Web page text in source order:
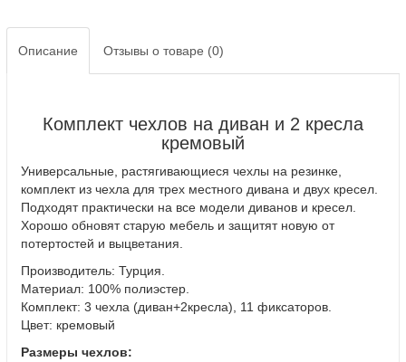
Описание Отзывы о товаре (0)
Комплект чехлов на диван и 2 кресла
кремовый
Универсальные, растягивающиеся чехлы на резинке,
комплект из чехла для трех местного дивана и двух кресел.
Подходят практически на все модели диванов и кресел.
Хорошо обновят старую мебель и защитят новую от
потертостей и выцветания.
Производитель: Турция.
Материал: 100% полиэстер.
Комплект: 3 чехла (диван+2кресла), 11 фиксаторов.
Цвет: кремовый
Размеры чехлов: